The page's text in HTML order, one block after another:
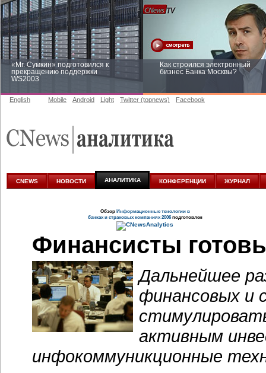
«Mr. Сумкин» подготовился к
прекращению поддержки
WS2003
Как строился электронный
бизнес Банка Москвы?
аналитике
English Mobile Android Light Twitter (topnews) Facebook
CNEWS НОВОСТИ АНАЛИТИКА КОНФЕРЕНЦИИ ЖУРНАЛ
Обзор Информационные тенологии в
банках и страховых компаниях 2006подготовлен
Финансисты
Дальнейшее
финансовых и
активным
инфокоммуникционные